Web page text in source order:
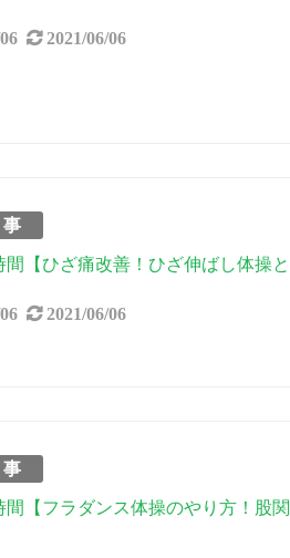
2021/06/06
間【ひざ痛改善！ひざ伸ばし体操
2021/06/06
間【フラダンス体操のやり方！股